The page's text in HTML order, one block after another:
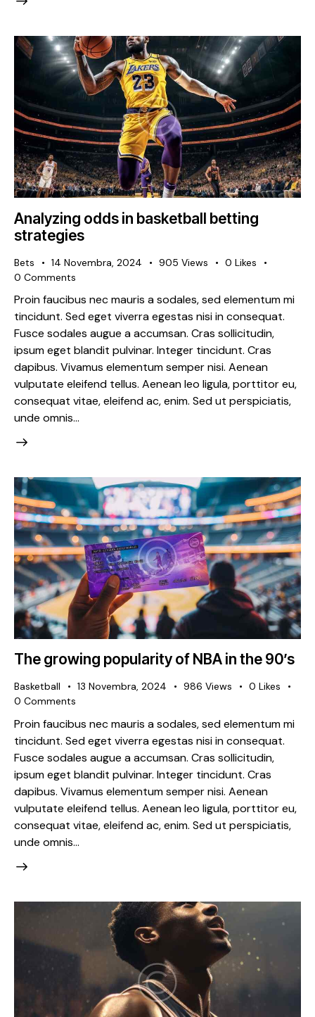
Analyzing odds in basketball betting
strategies
Bets 14 Novembra, 2024 905 Views 0 Likes
0 Comments
Proin faucibus nec mauris a sodales, sed elementum mi
tincidunt. Sed eget viverra egestas nisi in consequat.
Fusce sodales augue a accumsan. Cras sollicitudin,
ipsum eget blandit pulvinar. Integer tincidunt. Cras
dapibus. Vivamus elementum semper nisi. Aenean
vulputate eleifend tellus. Aenean leo ligula, porttitor eu,
consequat vitae, eleifend ac, enim. Sed ut perspiciatis,
unde omnis…
The growing popularity of NBA in the 90’s
Basketball 13 Novembra, 2024 986 Views 0 Likes
0 Comments
Proin faucibus nec mauris a sodales, sed elementum mi
tincidunt. Sed eget viverra egestas nisi in consequat.
Fusce sodales augue a accumsan. Cras sollicitudin,
ipsum eget blandit pulvinar. Integer tincidunt. Cras
dapibus. Vivamus elementum semper nisi. Aenean
vulputate eleifend tellus. Aenean leo ligula, porttitor eu,
consequat vitae, eleifend ac, enim. Sed ut perspiciatis,
unde omnis…